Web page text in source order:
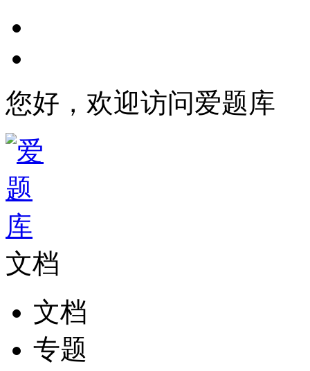
您好，欢迎访问爱题库
文档
文档
专题